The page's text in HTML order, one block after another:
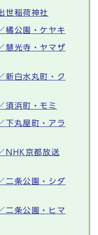
世稲荷神社
橘公園・ケヤキ
慧光寺・ヤマザ
新白水丸町・ク
須浜町・モミ
下丸屋町・アラ
NHK京都放送
二条公園・シダ
二条公園・ヒマ